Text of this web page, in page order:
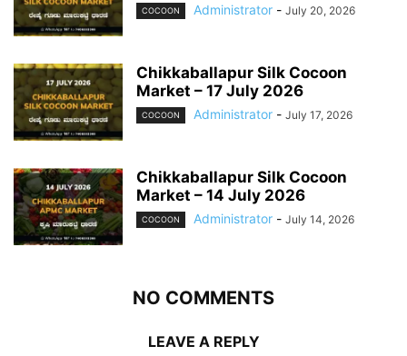
COCOON Administrator - July 20, 2026
Chikkaballapur Silk Cocoon
Market – 17 July 2026
COCOON Administrator - July 17, 2026
Chikkaballapur Silk Cocoon
Market – 14 July 2026
COCOON Administrator - July 14, 2026
NO COMMENTS
LEAVE A REPLY